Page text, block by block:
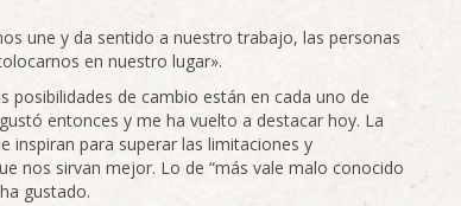
une y da sentido a nuestro trabajo, las personas
en nuestro lugar».
posibilidades de cambio están en cada uno de
entonces y me ha vuelto a destacar hoy. La
inspiran para superar las limitaciones y
nos sirvan mejor. Lo de “más vale malo conocido
gustado.